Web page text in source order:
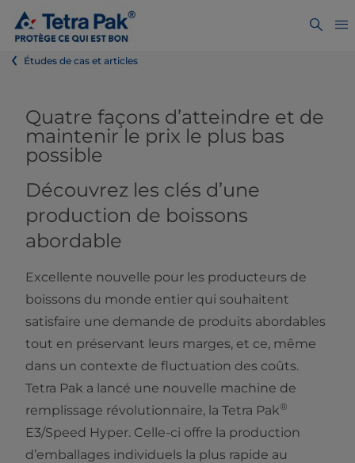
Études de cas et articles
Quatre façons d’atteindre et de
maintenir le prix le plus bas
possible
Découvrez les clés d’une
production de boissons
abordable
Excellente nouvelle pour les producteurs de
boissons du monde entier qui souhaitent
satisfaire une demande de produits abordables
tout en préservant leurs marges, et ce, même
dans un contexte de fluctuation des coûts.
Tetra Pak a lancé une nouvelle machine de
remplissage révolutionnaire, la Tetra Pak®
E3/Speed Hyper. Celle-ci offre la production
d’emballages individuels la plus rapide au